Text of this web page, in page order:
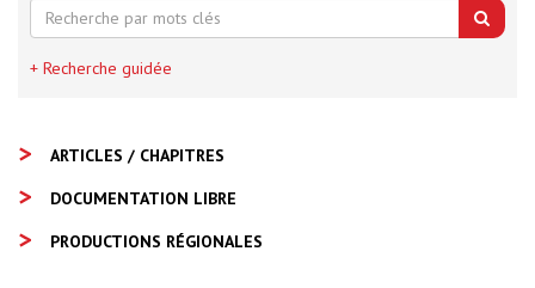
+ Recherche guidée
ARTICLES / CHAPITRES
DOCUMENTATION LIBRE
PRODUCTIONS RÉGIONALES